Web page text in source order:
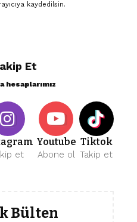
kaydedilsin.
Et
hesaplarımız
et
Youtube
Abone ol
Tiktok
Takip et
Bülten